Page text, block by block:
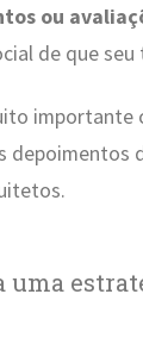
ou
de que
importante
depoimentos